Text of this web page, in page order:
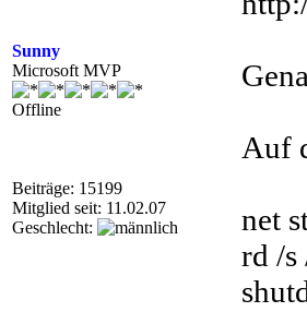
Sunny
Microsoft MVP
Offline
Beiträge: 15199
Mitglied seit: 11.02.07
Geschlecht:
Auf
net
rd /